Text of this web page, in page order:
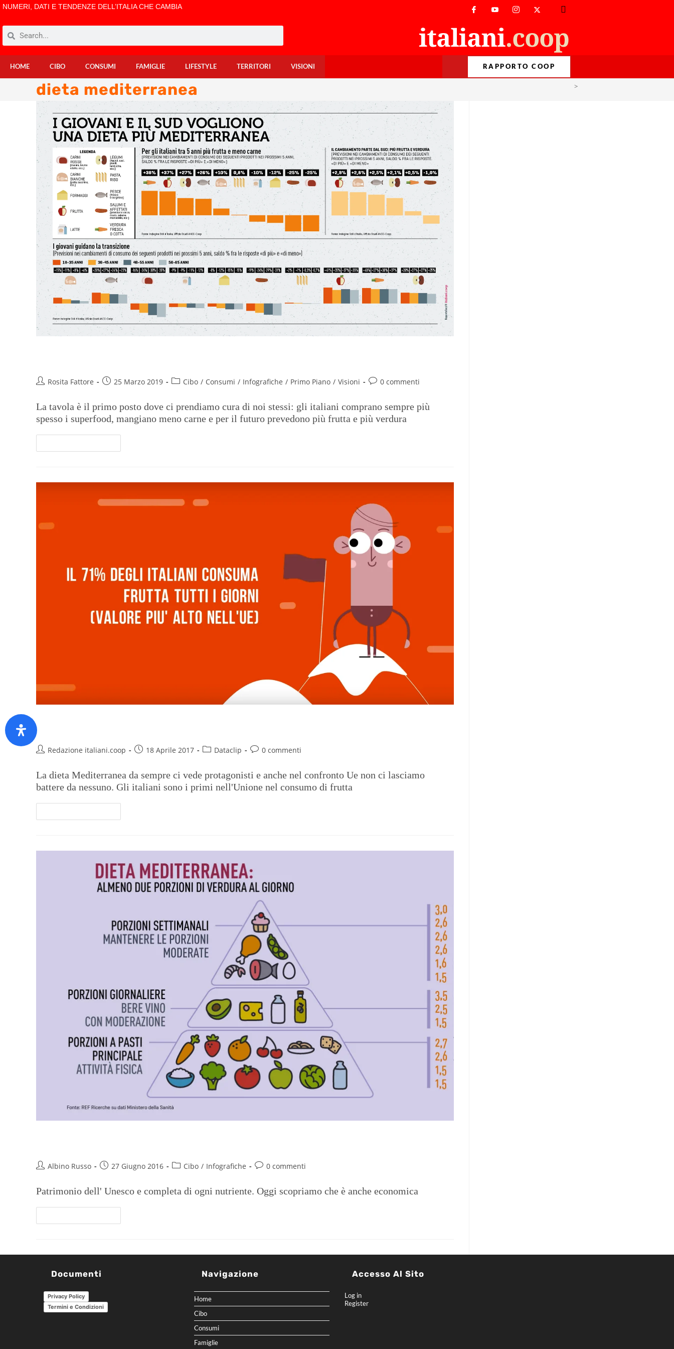
NUMERI, DATI E TENDENZE DELL’ITALIA CHE CAMBIA
HOME CIBO CONSUMI FAMIGLIE LIFESTYLE TERRITORI VISIONI RAPPORTO COOP
dieta mediterranea >
Rosita Fattore 25 Marzo 2019 Cibo / Consumi / Infografiche / Primo Piano / Visioni 0 commenti
La tavola è il primo posto dove ci prendiamo cura di noi stessi: gli italiani comprano sempre più
spesso i superfood, mangiano meno carne e per il futuro prevedono più frutta e più verdura
Tutti pazzi per la frutta
Redazione italiani.coop 18 Aprile 2017 Dataclip 0 commenti
La dieta Mediterranea da sempre ci vede protagonisti e anche nel confronto Ue non ci lasciamo
battere da nessuno. Gli italiani sono i primi nell'Unione nel consumo di frutta
Albino Russo 27 Giugno 2016 Cibo / Infografiche 0 commenti
Patrimonio dell' Unesco e completa di ogni nutriente. Oggi scopriamo che è anche economica
Documenti
Privacy Policy
Termini e Condizioni
Navigazione
Home
Cibo
Consumi
Famiglie
Accesso Al Sito
Log in
Register